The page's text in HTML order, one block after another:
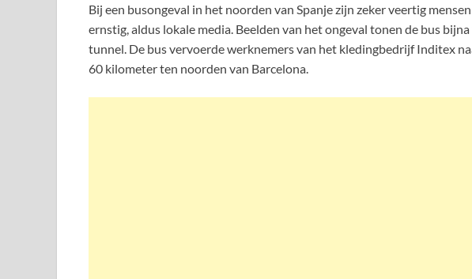
Bij een busongeval in het noorden van Spanje zijn zeker veertig
ernstig, aldus lokale media. Beelden van het ongeval tonen de bus
tunnel. De bus vervoerde werknemers van het kledingbedrijf Inditex
60 kilometer ten noorden van Barcelona.